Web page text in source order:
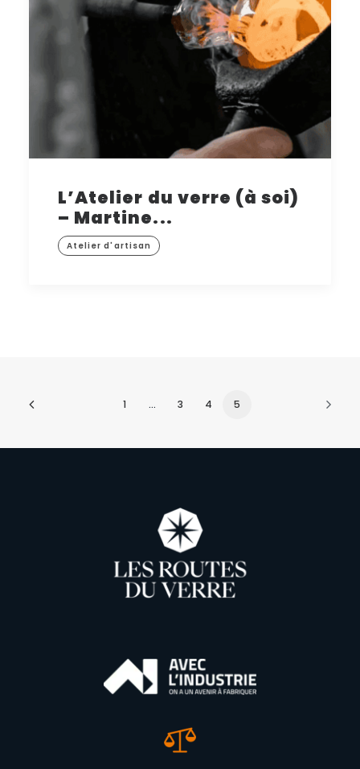
L’Atelier du verre (à soi)
– Martine...
Atelier d'artisan
1 … 3 4 5